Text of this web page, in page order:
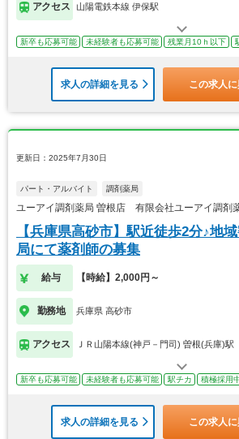
アクセス 山陽電鉄本線 伊保駅
新卒も応募可能 未経験者も応募可能 残業月10ｈ以下
求人の詳細を見る この求人
更新日：2025年7月30日
パート・アルバイト 調剤薬局
ユーアイ調剤薬局 曽根店 有限会社ユーアイ調剤
【兵庫県高砂市】駅近徒歩2分♪地
局にて薬剤師の募集
給与 【時給】2,000円～
勤務地 兵庫県 高砂市
アクセス ＪＲ山陽本線(神戸－門司) 曽根(兵庫)駅
新卒も応募可能 未経験者も応募可能 駅チカ 積極採用
求人の詳細を見る この求人